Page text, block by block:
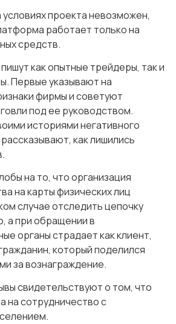
условиях проекта невозможен,
работает только на
средств.
как опытные трейдеры, так и
Первые указывают на
фирмы и советуют
под ее руководством.
историями негативного
как лишились
на то, что организация
на карты физических лиц
случае отследить цепочку
а при обращении в
органы страдает как клиент,
который поделился
за вознаграждение.
свидетельствуют о том, что
на сотрудничество с